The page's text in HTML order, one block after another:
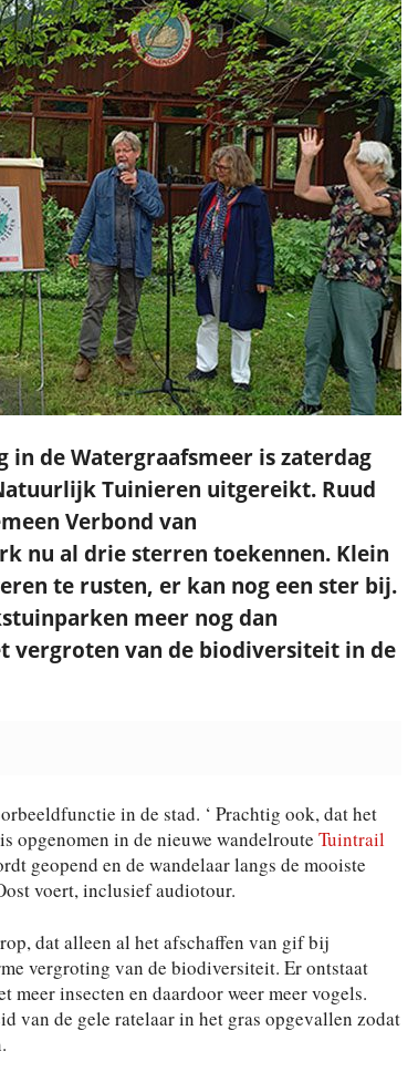
de Watergraafsmeer is zaterdag
Tuinieren uitgereikt. Ruud
Verbond van
nu al drie sterren toekennen. Klein
te rusten, er kan nog een ster bij.
meer nog dan
vergroten van de biodiversiteit in de
in de stad. ‘ Prachtig ook, dat het
opgenomen in de nieuwe wandelroute Tuintrail
geopend en de wandelaar langs de mooiste
voert, inclusief audiotour.
dat alleen al het afschaffen van gif bij
vergroting van de biodiversiteit. Er ontstaat
meer insecten en daardoor weer meer vogels.
van de gele ratelaar in het gras opgevallen zodat